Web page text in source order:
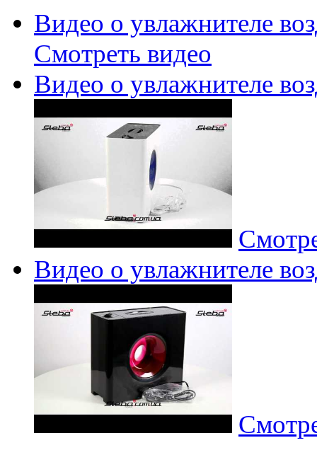
Видео о увлажнителе
Смотреть видео
Видео о увлажнителе
Видео о увлажнителе